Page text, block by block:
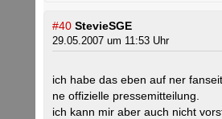
#40 StevieSGE
29.05.2007 um 11:53 Uhr
ich habe das eben auf ner
ne offizielle pressemitteilung.
ich kann mir aber auch nicht